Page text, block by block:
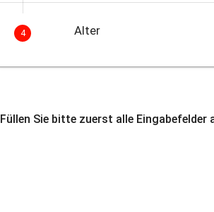
4 Alter
Füllen Sie bitte zuerst alle Eingabefelder